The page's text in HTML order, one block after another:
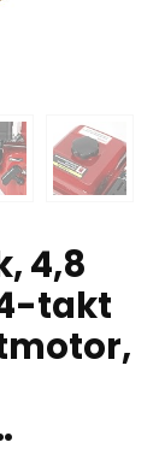
4,8
takt